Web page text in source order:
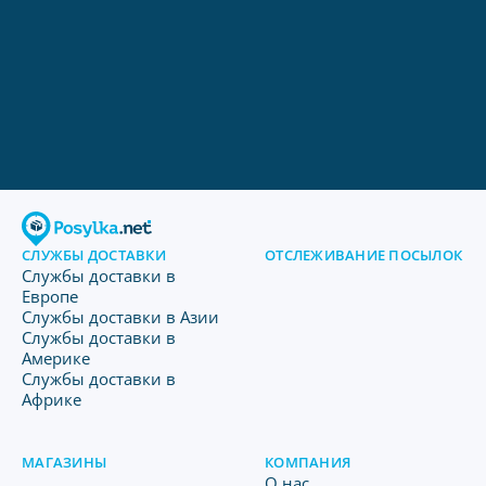
СЛУЖБЫ ДОСТАВКИ
Службы доставки в
Европе
Службы доставки в Азии
Службы доставки в
Америке
Службы доставки в
Африке
ОТСЛЕЖИВАНИЕ ПОСЫЛОК
МАГАЗИНЫ КОМПАНИЯ